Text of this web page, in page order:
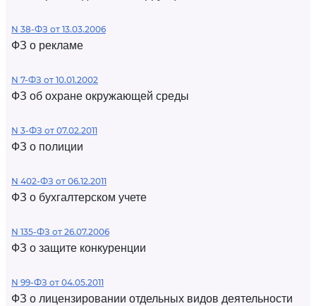
N 38-ФЗ от 13.03.2006
ФЗ о рекламе
N 7-ФЗ от 10.01.2002
ФЗ об охране окружающей среды
N 3-ФЗ от 07.02.2011
ФЗ о полиции
N 402-ФЗ от 06.12.2011
ФЗ о бухгалтерском учете
N 135-ФЗ от 26.07.2006
ФЗ о защите конкуренции
N 99-ФЗ от 04.05.2011
ФЗ о лицензировании отдельных видов деятельности